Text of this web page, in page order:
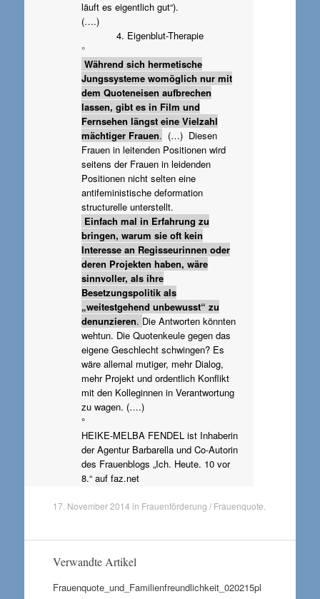
läuft es eigentlich gut“).
(….)
4. Eigenblut-Therapie
°
Während sich hermetische
Jungssysteme womöglich nur mit
dem Quoteneisen aufbrechen
lassen, gibt es in Film und
Fernsehen längst eine Vielzahl
mächtiger Frauen. (…) Diesen
Frauen in leitenden Positionen wird
seitens der Frauen in leidenden
Positionen nicht selten eine
antifeministische deformation
structurelle unterstellt.
Einfach mal in Erfahrung zu
bringen, warum sie oft kein
Interesse an Regisseurinnen oder
deren Projekten haben, wäre
sinnvoller, als ihre
Besetzungspolitik als
„weitestgehend unbewusst“ zu
denunzieren. Die Antworten könnten
wehtun. Die Quotenkeule gegen das
eigene Geschlecht schwingen? Es
wäre allemal mutiger, mehr Dialog,
mehr Projekt und ordentlich Konflikt
mit den Kolleginnen in Verantwortung
zu wagen. (….)
°
HEIKE-MELBA FENDEL ist Inhaberin
der Agentur Barbarella und Co-Autorin
des Frauenblogs „Ich. Heute. 10 vor
8.“ auf faz.net
17. November 2014 in Frauenförderung / Frauenquote
Verwandte Artikel
Frauenquote_und_Familienfreundlichkeit_020215pl